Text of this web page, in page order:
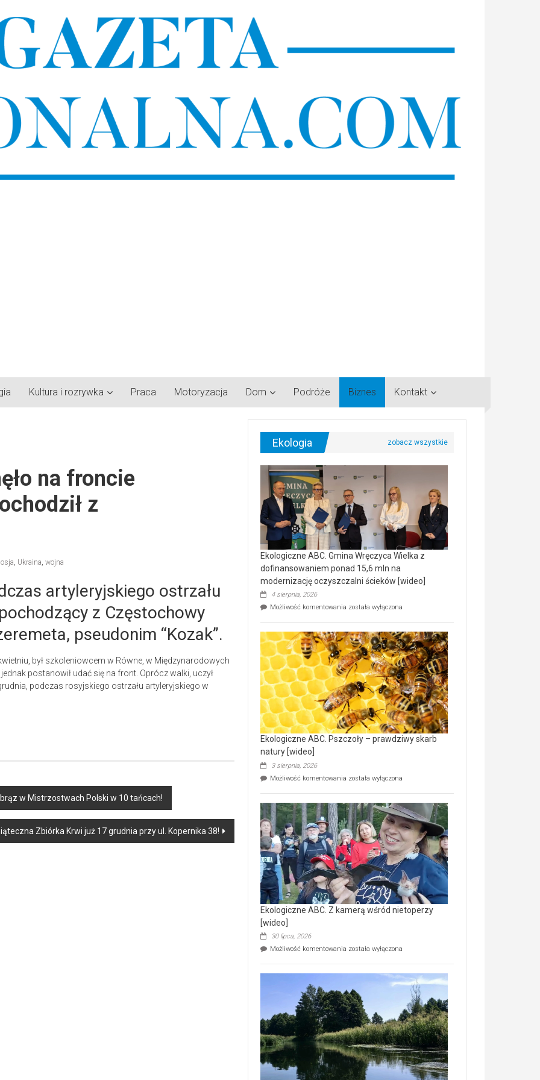
Kultura i rozrywka Praca Motoryzacja Dom Podróże Biznes Kontakt
na froncie
z
, Ukraina, wojna
artyleryjskiego ostrzału
z Częstochowy
pseudonim “Kozak”.
był szkoleniowcem w Równe, w Międzynarodowych
postanowił udać się na front. Oprócz walki, uczył
podczas rosyjskiego ostrzału artyleryjskiego w
w Mistrzostwach Polski w 10 tańcach!
Zbiórka Krwi już 17 grudnia przy ul. Kopernika 38!
Ekologia
Ekologiczne ABC. Gmina Wręczyca Wielka z
dofinansowaniem ponad 15,6 mln na
modernizację oczyszczalni ścieków [wideo]
4 sierpnia, 2026
Możliwość komentowania Ekologiczne
Wręczyca
Wielka
z
dofinansowaniem
ponad
15,6
mln
na
modernizację
oczyszczalni
ścieków
[wideo]
została wyłączona
Ekologiczne ABC. Pszczoły – prawdziwy skarb
natury [wideo]
3 sierpnia, 2026
Możliwość komentowania Ekologiczne
–
prawdziwy
skarb
natury
[wideo]
została wyłączona
Ekologiczne ABC. Z kamerą wśród nietoperzy
[wideo]
30 lipca, 2026
Możliwość komentowania Ekologiczne
wśród
nietoperzy
[wideo]
została wyłączona